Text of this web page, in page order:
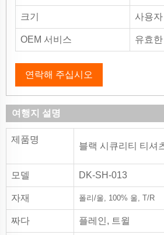
크기 사용자
OEM 서비스 유효한
연락해 주십시오
여행지 설명
제품명
블랙 시큐리티 티셔
모델 DK-SH-013
자재 폴리/울, 100% 울, T/R
짜다 플레인, 트윌